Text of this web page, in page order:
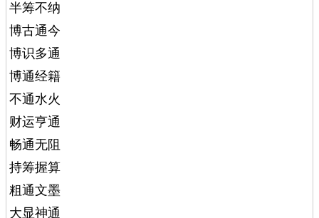
半筹不纳
博古通今
博识多通
博通经籍
不通水火
财运亨通
畅通无阻
持筹握算
粗通文墨
大显神通